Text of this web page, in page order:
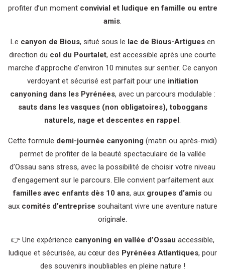
profiter d’un moment convivial et ludique en famille ou entre
amis.
Le canyon de Bious, situé sous le lac de Bious-Artiguesen
direction du col du Pourtalet, est accessible après une courte
marche d’approche d’environ 10 minutes sur sentier. Ce canyon
verdoyant et sécurisé est parfait pour une initiation
canyoning dans les Pyrénées, avec un parcours modulable :
sauts dans les vasques (non obligatoires), toboggans
naturels, nage et descentes en rappel.
Cette formule demi-journée canyoning (matin ou après-midi)
permet de profiter de la beauté spectaculaire de la vallée
d’Ossau sans stress, avec la possibilité de choisir votre niveau
d’engagement sur le parcours. Elle convient parfaitement aux
familles avec enfants dès 10 ans, aux groupes d’amis ou
aux comités d’entreprise souhaitant vivre une aventure nature
originale.
👉 Une expérience canyoning en vallée d’Ossau accessible,
ludique et sécurisée, au cœur des Pyrénées Atlantiques, pour
des souvenirs inoubliables en pleine nature !